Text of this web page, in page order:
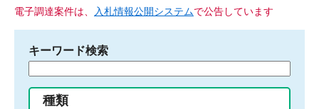
電子調達案件は、 入札情報公開システムで公告しています
キーワード検索
種類